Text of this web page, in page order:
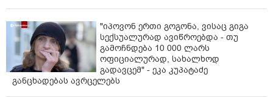
"იპოვონ ერთი გოგონა, ვისაც გიგა
სექსუალურად ავიწროებდა - თუ
გამოჩნდება 10 000 ლარს
ოფიციალურად, სახალხოდ
გადავცემ" - ეკა კუპატაძე
განცხადებას ავრცელებს